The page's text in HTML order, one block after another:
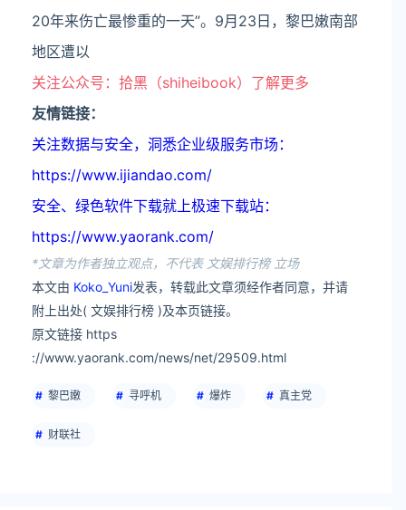
20年来伤亡最惨重的一天”。9月23日，黎巴嫩南部
地区遭以
关注公众号：拾黑（shiheibook）了解更多
友情链接：
关注数据与安全，洞悉企业级服务市场：
https://www.ijiandao.com/
安全、绿色软件下载就上极速下载站：
https://www.yaorank.com/
*文章为作者独立观点，不代表 文娱排行榜 立场
本文由 Koko_Yuni发表，转载此文章须经作者同意，并请
附上出处( 文娱排行榜 )及本页链接。
原文链接 https
://www.yaorank.com/news/net/29509.html
黎巴嫩 寻呼机 爆炸 真主党
财联社